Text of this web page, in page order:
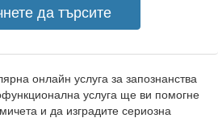
онлайн услуга за запознанства
услуга ще ви помогне
и да изградите сериозна